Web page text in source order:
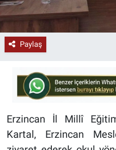
Paylaş
Erzincan İl Millî
Kartal, Erzincan